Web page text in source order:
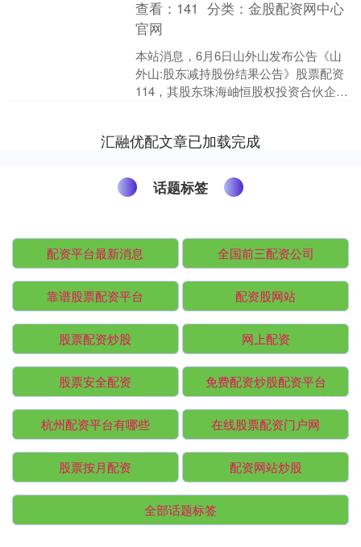
查看： 141 分类：金股配资网中心
官网
本站消息，6月6日山外山发布公告《山
外山:股东减持股份结果公告》股票配资
114，其股东珠海岫恒股权投资合伙企业
汇融优配文章已加载完成
话题标签
配资平台最新消息 全国前三配资公司
靠谱股票配资平台 配资股网站
股票配资炒股 网上配资
股票安全配资 免费配资炒股配资平台
杭州配资平台有哪些 在线股票配资门户网
股票按月配资 配资网站炒股
全部话题标签